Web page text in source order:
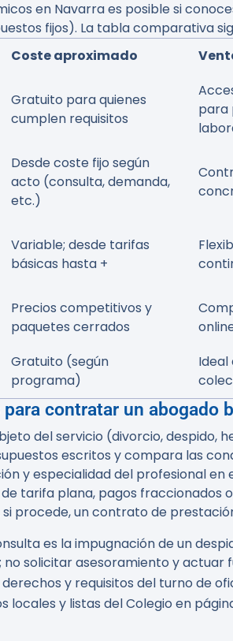
en Navarra es posible si
fijos). La tabla comparativa
Coste aproximado
Gratuito para quienes
cumplen requisitos
para
Desde coste fijo según
acto (consulta, demanda,
etc.)
Variable; desde tarifas
básicas hasta +
Precios competitivos y
paquetes cerrados
Gratuito (según
programa)
Ideal
contratar un abogado
del servicio (divorcio, despido,
escritos y compara las
y especialidad del profesional
tarifa plana, pagos fraccionados
si procede, un contrato de
es la impugnación de un
solicitar asesoramiento y
y requisitos del turno de
locales y listas del Colegio en